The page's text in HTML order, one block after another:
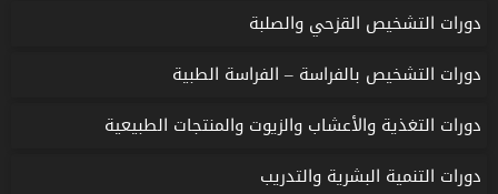
دورات التشخيص القزحي والصلبة
دورات التشخيص بالفراسة – الفراسة الطبية
دورات التغذية والأعشاب والزيوت والمنتجات الطبيعية
دورات التنمية البشرية والتدريب